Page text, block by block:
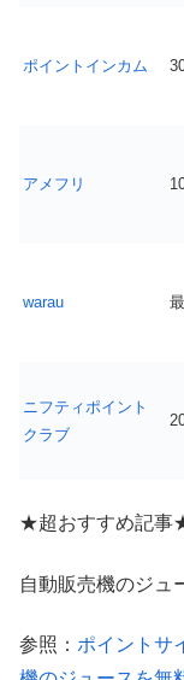
ポイントインカム
アメフリ
warau
ニフティポイント
クラブ
★超おすすめ記事
自動販売機のジュ
参照： ポイントサ